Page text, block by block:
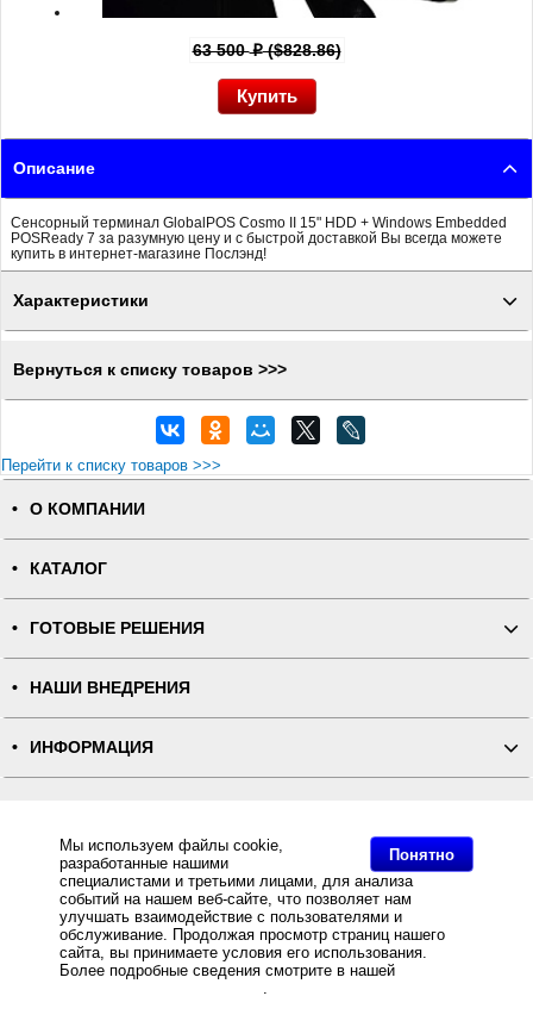
Понятно
Мы используем файлы cookie,
разработанные нашими
специалистами и третьими лицами, для анализа
событий на нашем веб-сайте, что позволяет нам
улучшать взаимодействие с пользователями и
обслуживание. Продолжая просмотр страниц нашего
сайта, вы принимаете условия его использования.
Более подробные сведения смотрите в нашей
.
63 500p($828.86)
Описание
Сенсорный терминал GlobalPOS Cosmo II 15" HDD + Windows Embedded
POSReady 7 за разумную цену и с быстрой доставкой Вы всегда можете
купить в интернет-магазине Послэнд!
Характеристики
Вернуться к списку товаров >>>
Перейти к списку товаров >>>
О КОМПАНИИ
КАТАЛОГ
ГОТОВЫЕ РЕШЕНИЯ
НАШИ ВНЕДРЕНИЯ
ИНФОРМАЦИЯ
ПОЛНАЯ ВЕРСИЯ
Интернет-магазин "ПОСЛЭНД" - торгового оборудования, оборудования для автоматизации общепита и
торговли, расходных материалов
Все права защищены, ООО "ПОСЛЭНД" © 2008-2026.
Политика конфиденциальности
Основное: Сенсорный терминал GlobalPOS Cosmo II 15" HDD + Windows Embedded POSReady 7,
Сенсорный терминал GlobalPOS Cosmo II 15" HDD + Windows Embedded POSReady 7 за разумную
цену и с быстрой доставкой Вы всегда можете купить в интернет-магазине Послэнд!, Сенсорный